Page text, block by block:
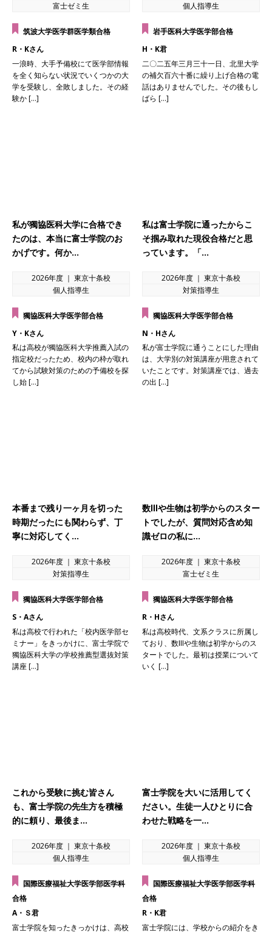
富士ゼミ生
筑波大学医学群医学類合格
R・Kさん
一浪時、大手予備校にて医学部情報
を全く知らない状況でいくつかの大
学を受験し、全敗しました。その経
験か […]
個人指導生
岩手医科大学医学部合格
H・K君
二〇二五年三月三十一日、北里大学
の補欠百六十番に繰り上げ合格の電
話はありませんでした。その後もし
ばら […]
私が獨協医科大学に合格でき
たのは、本当に富士学院のお
かげです。何か…
2026年度 ｜ 東京十条校
個人指導生
獨協医科大学医学部合格
Y・Kさん
私は高校が獨協医科大学推薦入試の
指定校だったため、校内の枠が取れ
てから試験対策のための予備校を探
し始 […]
私は富士学院に通ったからこ
そ掴み取れた現役合格だと思
っています。「…
2026年度 ｜ 東京十条校
対策指導生
獨協医科大学医学部合格
N・Hさん
私が富士学院に通うことにした理由
は、大学別の対策講座が用意されて
いたことです。対策講座では、過去
の出 […]
本番まで残り一ヶ月を切った
時期だったにも関わらず、丁
寧に対応してく…
2026年度 ｜ 東京十条校
対策指導生
獨協医科大学医学部合格
S・Aさん
私は高校で行われた「校内医学部セ
ミナー」をきっかけに、富士学院で
獨協医科大学の学校推薦型選抜対策
講座 […]
数Ⅲや生物は初学からのスター
トでしたが、質問対応含め知
識ゼロの私に…
2026年度 ｜ 東京十条校
富士ゼミ生
獨協医科大学医学部合格
R・Hさん
私は高校時代、文系クラスに所属し
ており、数Ⅲや生物は初学からのス
タートでした。最初は授業について
いく […]
これから受験に挑む皆さん
も、富士学院の先生方を積極
的に頼り、最後ま…
2026年度 ｜ 東京十条校
個人指導生
国際医療福祉大学医学部医学科
合格
A・Ｓ君
富士学院を知ったきっかけは、高校
富士学院を大いに活用してく
ださい。生徒一人ひとりに合
わせた戦略を一…
2026年度 ｜ 東京十条校
個人指導生
国際医療福祉大学医学部医学科
合格
R・K君
富士学院には、学校からの紹介をき